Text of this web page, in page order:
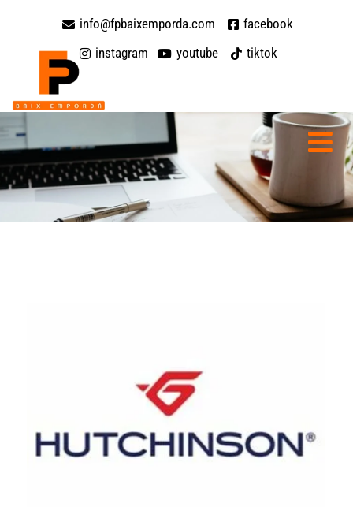
info@fpbaixemporda.com
facebook
instagram
youtube tiktok